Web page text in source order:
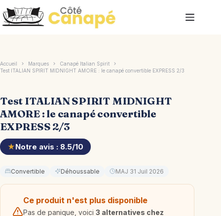
au
contenu
Accueil Marques
Canapé Italian Spirit
Test ITALIAN SPIRIT MIDNIGHT AMORE : le canapé convertible EXPRESS 2/3
Test ITALIAN SPIRIT MIDNIGHT
AMORE : le canapé convertible
EXPRESS 2/3
★Notre avis : 8.5/10
Convertible Déhoussable MAJ 31 Juil 2026
Ce produit n'est plus disponible
Pas de panique, voici 3 alternatives chez